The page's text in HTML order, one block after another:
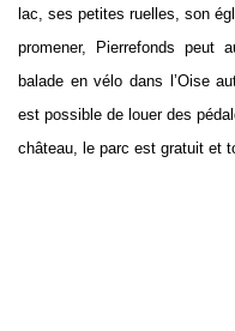
lac, ses petites ruelles, son
promener, Pierrefonds peut
balade en vélo dans l’Oise
est possible de louer des
château, le parc est gratuit et